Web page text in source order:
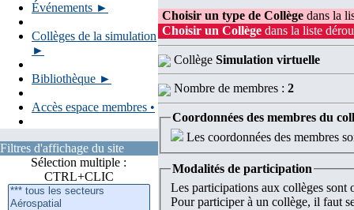
Événements ►
Collèges de la simulation
►
Bibliothèque ►
Accès espace membres •
Filtres d'affichage du site
Sélection multiple :
CTRL+CLIC
Choisir un type de Collège dans la
Choisir un Collège dans la liste
Collège Simulation virtuelle
Nombre de membres : 2
Coordonnées des membres du
Les coordonnées des membres
Modalités de participation
Les participations aux collèges sont
Pour participer à un collège, il faut